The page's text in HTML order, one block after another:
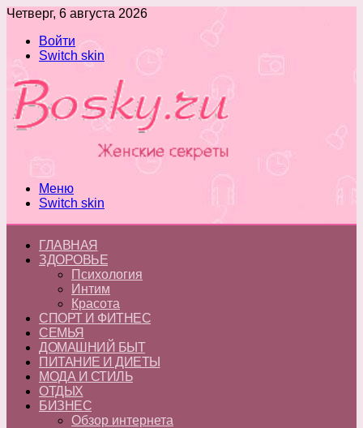
Четверг, 6 августа 2026
Войти
Switch skin
Меню
Switch skin
ГЛАВНАЯ
ЗДОРОВЬЕ
Психология
Интим
Красота
СПОРТ И ФИТНЕС
СЕМЬЯ
ДОМАШНИЙ БЫТ
ПИТАНИЕ И ДИЕТЫ
МОДА И СТИЛЬ
ОТДЫХ
БИЗНЕС
Обзор интернета